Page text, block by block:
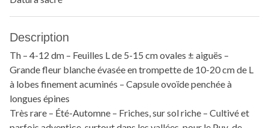
Description
Th – 4-12 dm – Feuilles L de 5-15 cm ovales ± aiguës –
Grande fleur blanche évasée en trompette de 10-20 cm de L
à lobes finement acuminés – Capsule ovoïde penchée à
longues épines
Très rare – Été-Automne – Friches, sur sol riche – Cultivé et